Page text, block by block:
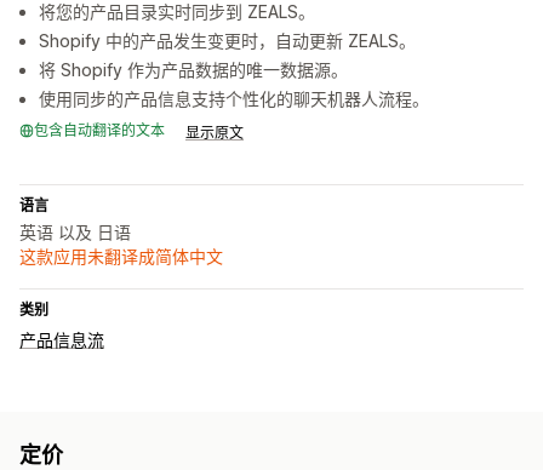
将您的产品目录实时同步到 ZEALS。
Shopify 中的产品发生变更时，自动更新 ZEALS。
将 Shopify 作为产品数据的唯一数据源。
使用同步的产品信息支持个性化的聊天机器人流程。
包含自动翻译的文本 显示原文
语言
英语 以及 日语
这款应用未翻译成简体中文
类别
产品信息流
定价